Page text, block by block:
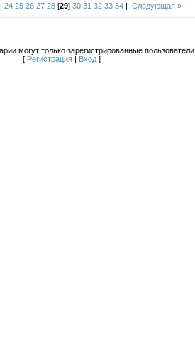
| 24 25 26 27 28 [29] 30 31 32 33 34 | Следующая »
могут только зарегистрированные пользователи.
[ Регистрация Вход ]